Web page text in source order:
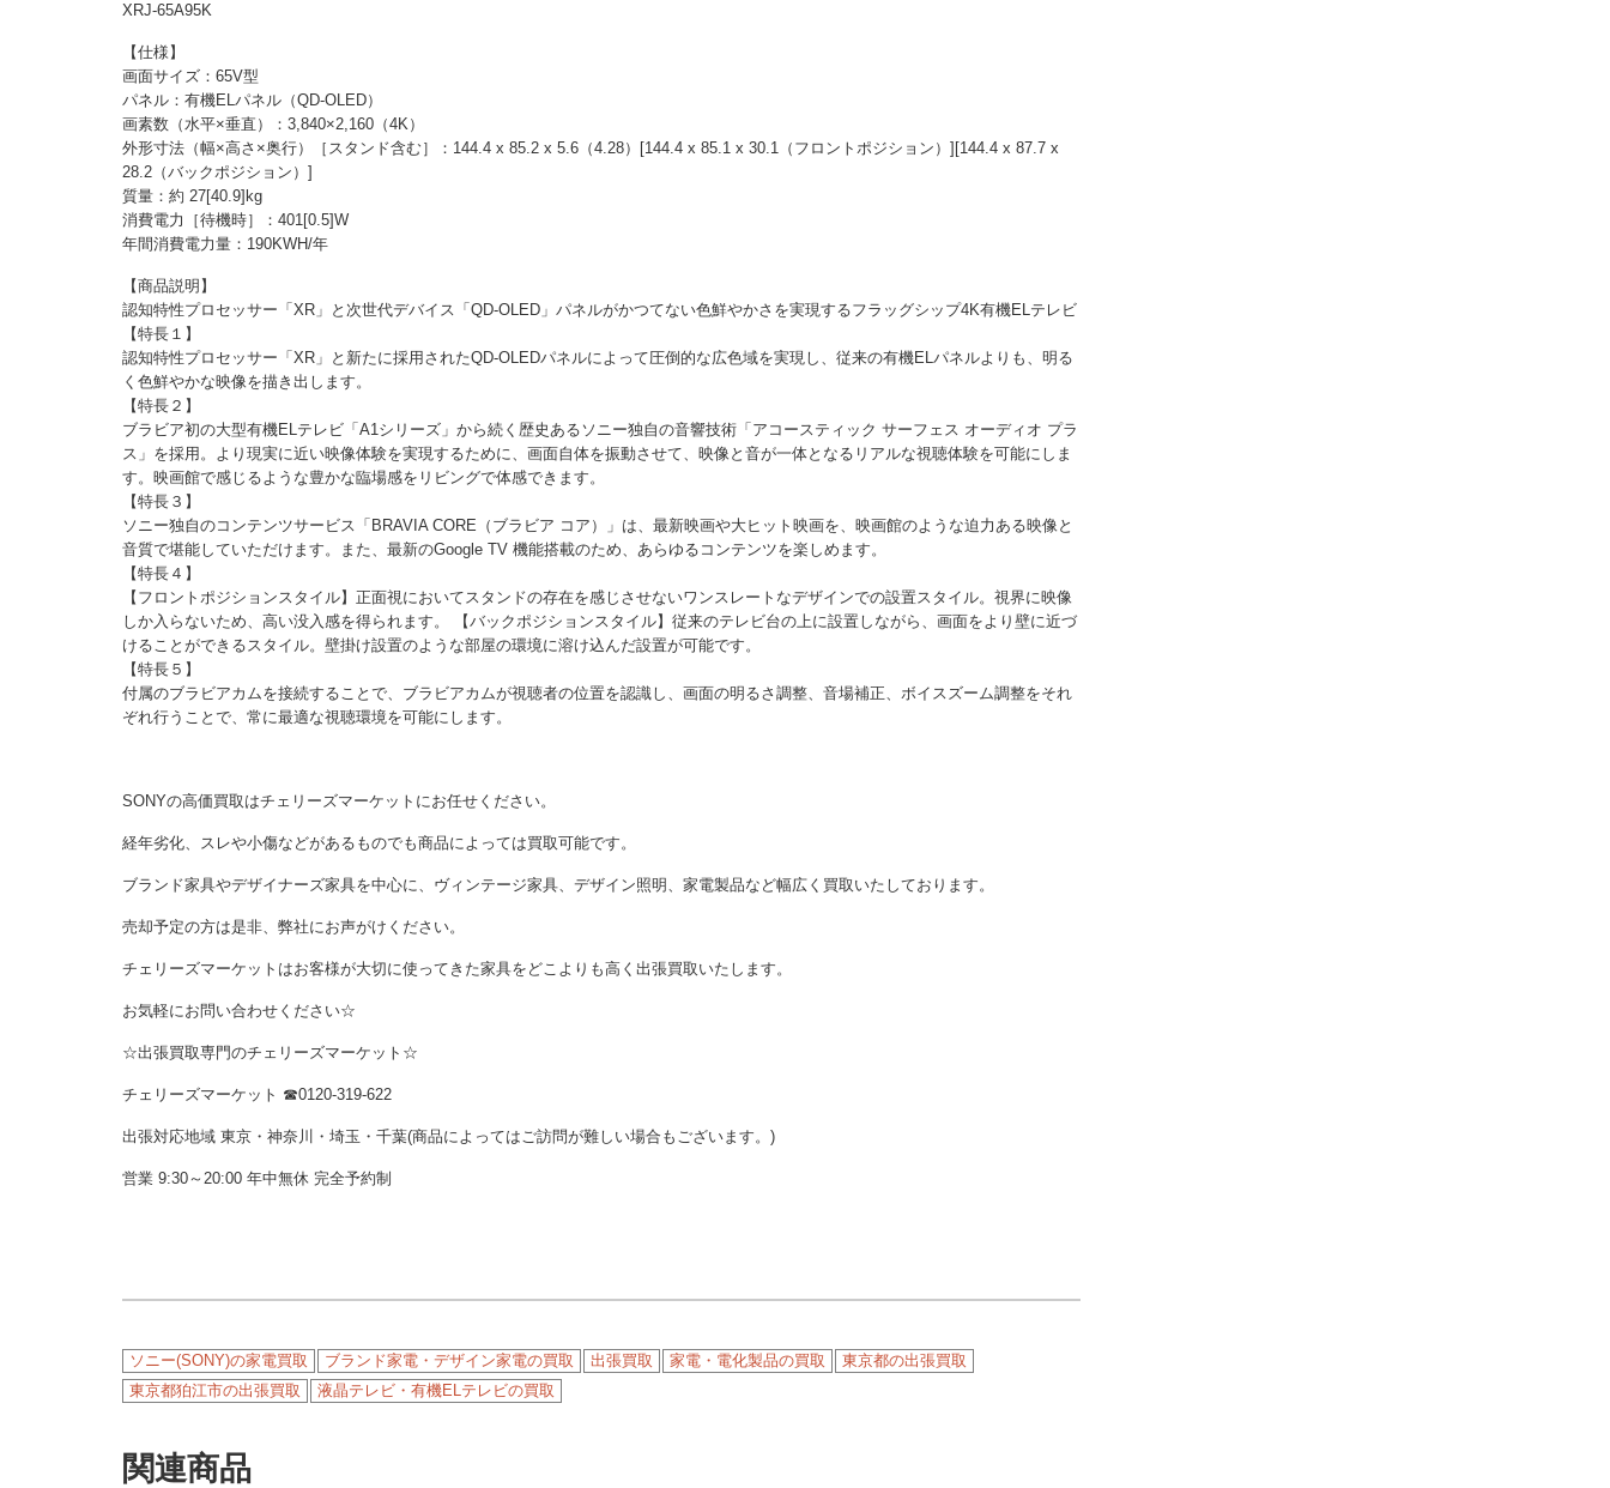
XRJ-65A95K
【仕様】
画面サイズ：65V型
パネル：有機ELパネル（QD-OLED）
画素数（水平×垂直）：3,840×2,160（4K）
外形寸法（幅×高さ×奥行）［スタンド含む］：144.4 x 85.2 x 5.6（4.28）[144.4 x 85.1 x 30.1（フロントポジション）][144.4 x 87.7 x
28.2（バックポジション）]
質量：約 27[40.9]kg
消費電力［待機時］：401[0.5]W
年間消費電力量：190KWH/年
【商品説明】
認知特性プロセッサー「XR」と次世代デバイス「QD-OLED」パネルがかつてない色鮮やかさを実現するフラッグシップ4K有機ELテレビ
【特長１】
認知特性プロセッサー「XR」と新たに採用されたQD-OLEDパネルによって圧倒的な広色域を実現し、従来の有機ELパネルよりも、明る
く色鮮やかな映像を描き出します。
【特長２】
ブラビア初の大型有機ELテレビ「A1シリーズ」から続く歴史あるソニー独自の音響技術「アコースティック サーフェス オーディオ プラ
ス」を採用。より現実に近い映像体験を実現するために、画面自体を振動させて、映像と音が一体となるリアルな視聴体験を可能にしま
す。映画館で感じるような豊かな臨場感をリビングで体感できます。
【特長３】
ソニー独自のコンテンツサービス「BRAVIA CORE（ブラビア コア）」は、最新映画や大ヒット映画を、映画館のような迫力ある映像と
音質で堪能していただけます。また、最新のGoogle TV 機能搭載のため、あらゆるコンテンツを楽しめます。
【特長４】
【フロントポジションスタイル】正面視においてスタンドの存在を感じさせないワンスレートなデザインでの設置スタイル。視界に映像
しか入らないため、高い没入感を得られます。 【バックポジションスタイル】従来のテレビ台の上に設置しながら、画面をより壁に近づ
けることができるスタイル。壁掛け設置のような部屋の環境に溶け込んだ設置が可能です。
【特長５】
付属のブラビアカムを接続することで、ブラビアカムが視聴者の位置を認識し、画面の明るさ調整、音場補正、ボイスズーム調整をそれ
ぞれ行うことで、常に最適な視聴環境を可能にします。
SONYの高価買取はチェリーズマーケットにお任せください。
経年劣化、スレや小傷などがあるものでも商品によっては買取可能です。
ブランド家具やデザイナーズ家具を中心に、ヴィンテージ家具、デザイン照明、家電製品など幅広く買取いたしております。
売却予定の方は是非、弊社にお声がけください。
チェリーズマーケットはお客様が大切に使ってきた家具をどこよりも高く出張買取いたします。
お気軽にお問い合わせください☆
☆出張買取専門のチェリーズマーケット☆
チェリーズマーケット ☎︎0120-319-622
出張対応地域 東京・神奈川・埼玉・千葉(商品によってはご訪問が難しい場合もございます。)
営業 9:30～20:00 年中無休 完全予約制
ソニー(SONY)の家電買取 ブランド家電・デザイン家電の買取 出張買取 家電・電化製品の買取
東京都の出張買取
東京都狛江市の出張買取
液晶テレビ・有機ELテレビの買取
関連商品